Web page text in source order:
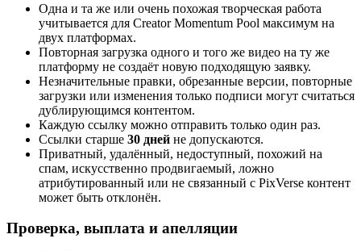
Одна и та же или очень похожая творческая работа
учитывается для Creator Momentum Pool максимум на
двух платформах.
Повторная загрузка одного и того же видео на ту же
платформу не создаёт новую подходящую заявку.
Незначительные правки, обрезанные версии, повторные
загрузки или изменения только подписи могут считаться
дублирующимся контентом.
Каждую ссылку можно отправить только один раз.
Ссылки старше 30 дней не допускаются.
Приватный, удалённый, недоступный, похожий на
спам, искусственно продвигаемый, ложно
атрибутированный или не связанный с PixVerse контент
может быть отклонён.
Проверка, выплата и апелляции